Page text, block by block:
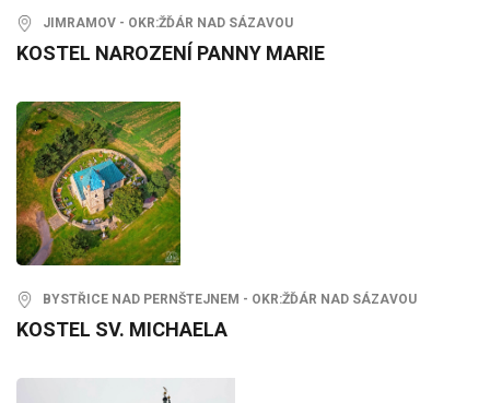
JIMRAMOV - OKR:ŽĎÁR NAD SÁZAVOU
KOSTEL NAROZENÍ PANNY MARIE
BYSTŘICE NAD PERNŠTEJNEM - OKR:ŽĎÁR NAD SÁZAVOU
KOSTEL SV. MICHAELA